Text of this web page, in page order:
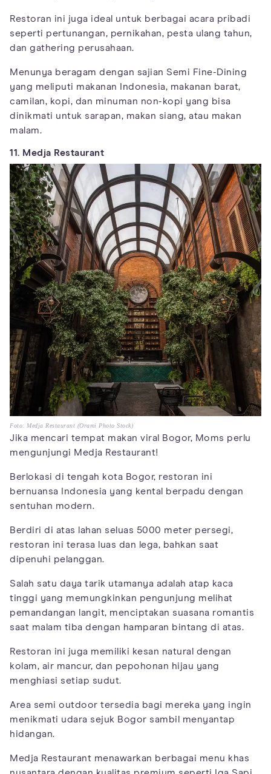
Restoran ini juga ideal untuk berbagai acara pribadi
seperti pertunangan, pernikahan, pesta ulang tahun,
dan gathering perusahaan.
Menunya beragam dengan sajian Semi Fine-Dining
yang meliputi makanan Indonesia, makanan barat,
camilan, kopi, dan minuman non-kopi yang bisa
dinikmati untuk sarapan, makan siang, atau makan
malam.
11. Medja Restaurant
Foto: Medja Restaurant (Orami Photo Stock)
Jika mencari tempat makan viral Bogor, Moms perlu
mengunjungi Medja Restaurant!
Berlokasi di tengah kota Bogor, restoran ini
bernuansa Indonesia yang kental berpadu dengan
sentuhan modern.
Berdiri di atas lahan seluas 5000 meter persegi,
restoran ini terasa luas dan lega, bahkan saat
dipenuhi pelanggan.
Salah satu daya tarik utamanya adalah atap kaca
tinggi yang memungkinkan pengunjung melihat
pemandangan langit, menciptakan suasana romantis
saat malam tiba dengan hamparan bintang di atas.
Restoran ini juga memiliki kesan natural dengan
kolam, air mancur, dan pepohonan hijau yang
menghiasi setiap sudut.
Area semi outdoor tersedia bagi mereka yang ingin
menikmati udara sejuk Bogor sambil menyantap
hidangan.
Medja Restaurant menawarkan berbagai menu khas